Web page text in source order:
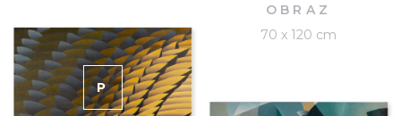
PRODÁNO
OBRAZ
70 x 120 cm